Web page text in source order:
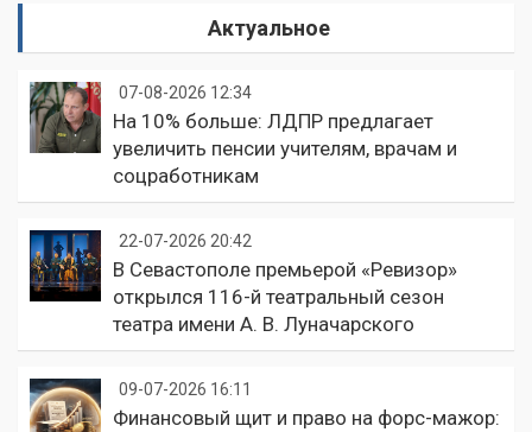
Актуальное
07-08-2026 12:34
На 10% больше: ЛДПР предлагает
увеличить пенсии учителям, врачам и
соцработникам
22-07-2026 20:42
В Севастополе премьерой «Ревизор»
открылся 116-й театральный сезон
театра имени А. В. Луначарского
09-07-2026 16:11
Финансовый щит и право на форс-мажор: